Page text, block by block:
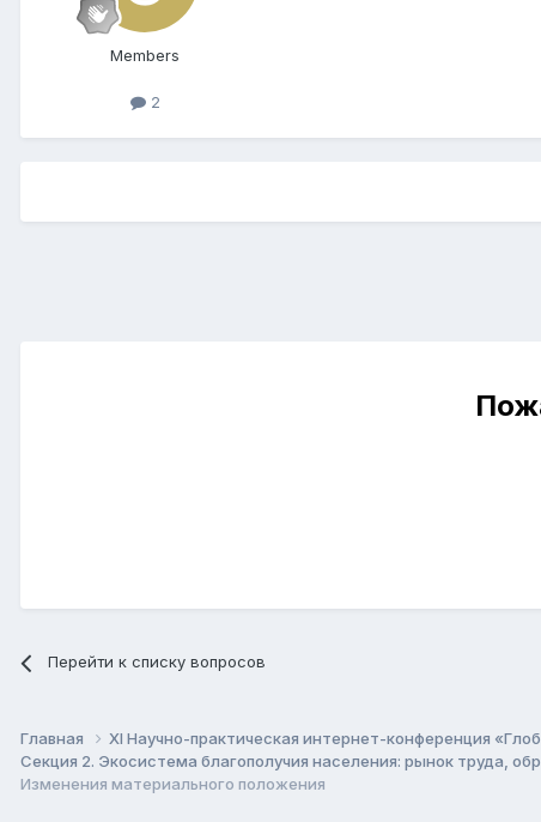
Members
2
Перейти к списку вопросов
Главная
XI Научно-практическая интернет-конференция
Секция 2. Экосистема благополучия населения: рынок труда,
Изменения материального положения